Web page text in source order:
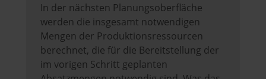
In der nächsten Planungsoberfläche
werden die insgesamt notwendigen
Mengen der Produktionsressourcen
berechnet, die für die Bereitstellung der
im vorigen Schritt geplanten